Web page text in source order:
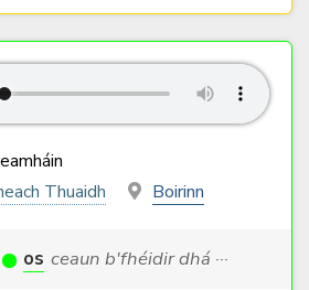
Thuaidh
Boirinn
os ceaun b'fhéidir dhá ···